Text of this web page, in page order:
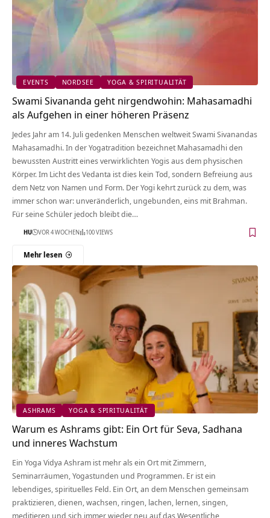
EVENTS NORDSEE YOGA & SPIRITUALITÄT
Swami Sivananda geht nirgendwohin: Mahasamadhi
als Aufgehen in einer höheren Präsenz
Jedes Jahr am 14. Juli gedenken Menschen weltweit Swami Sivanandas
Mahasamadhi. In der Yogatradition bezeichnet Mahasamadhi den
bewussten Austritt eines verwirklichten Yogis aus dem physischen
Körper. Im Licht des Vedanta ist dies kein Tod, sondern Befreiung aus
dem Netz von Namen und Form. Der Yogi kehrt zurück zu dem, was
immer schon war: unveränderlich, ungebunden, eins mit Brahman.
Für seine Schüler jedoch bleibt die…
HU VOR 4 WOCHEN 100 VIEWS
Mehr lesen
ASHRAMS YOGA & SPIRITUALITÄT
Warum es Ashrams gibt: Ein Ort für Seva, Sadhana
und inneres Wachstum
Ein Yoga Vidya Ashram ist mehr als ein Ort mit Zimmern,
Seminarräumen, Yogastunden und Programmen. Er ist ein
lebendiges, spirituelles Feld. Ein Ort, an dem Menschen gemeinsam
praktizieren, dienen, wachsen, ringen, lachen, lernen, singen,
meditieren und sich immer wieder neu auf das Wesentliche